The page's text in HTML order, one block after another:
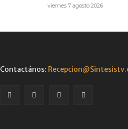
viernes 7 agosto 2026
Contactános: